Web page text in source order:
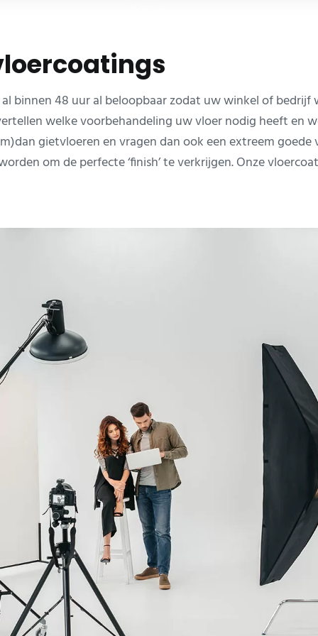
binnen 48 uur al beloopbaar zodat uw winkel of
welke voorbehandeling uw vloer nodig heeft en
gietvloeren en vragen dan ook een extreem
om de perfecte ‘finish’ te verkrijgen. Onze